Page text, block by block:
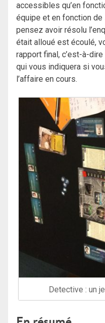
accessibles qu’en
équipe et en fonction
pensez avoir résolu
était alloué est écoulé,
rapport final, c’est-à-
qui vous indiquera si
l’affaire en cours.
Detective : un